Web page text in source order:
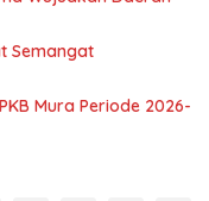
Semangat
Mura Periode 2026-